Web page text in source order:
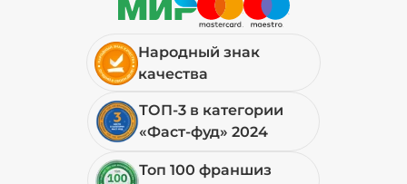
Народный знак
качества
ТОП-3 в категории
«Фаст-фуд» 2024
Топ 100 франшиз